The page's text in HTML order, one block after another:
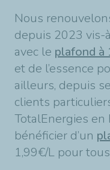
Nous
depuis 2023 vis-
avec le plafond à
et de l’essence
ailleurs, depuis
clients
TotalEnergies
bénéficier d’un
1,99€/L pour